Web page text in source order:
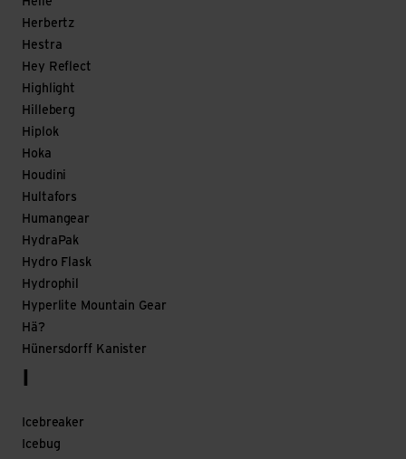
Herbertz
Hestra
Hey Reflect
Highlight
Hilleberg
Hiplok
Hoka
Houdini
Hultafors
Humangear
HydraPak
Hydro Flask
Hydrophil
Hyperlite Mountain Gear
Hä?
Hünersdorff Kanister
Icebreaker
Icebug